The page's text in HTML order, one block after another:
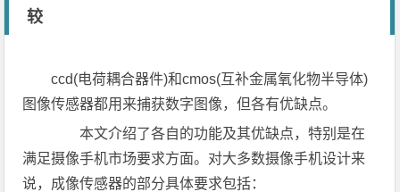
较
ccd(电荷耦合器件)和cmos(互补金属氧化物半导体)
图像传感器都用来捕获数字图像，但各有优缺点。
本文介绍了各自的功能及其优缺点，特别是在
满足摄像手机市场要求方面。对大多数摄像手机设计来
说，成像传感器的部分具体要求包括：